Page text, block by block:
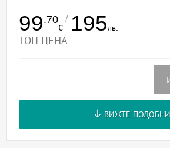
99.70
€
/ 195лв.
ТОП ЦЕНА
ВИЖТЕ ПОДОБНИ